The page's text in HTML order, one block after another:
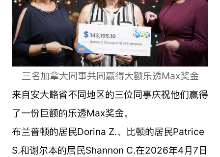
三名加拿大同事共同赢得大额乐透Max奖金
来自安大略省不同地区的三位同事庆祝他们赢得
了一份巨额的乐透Max奖金。
布兰普顿的居民Dorina Z.、比顿的居民Patrice
S.和谢尔本的居民Shannon C.在2026年4月7日